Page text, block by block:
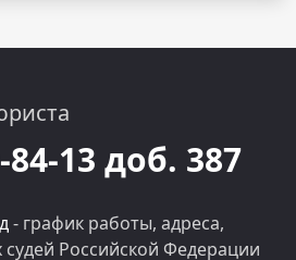
84-13 доб. 387
- график работы, адреса,
Российской Федерации